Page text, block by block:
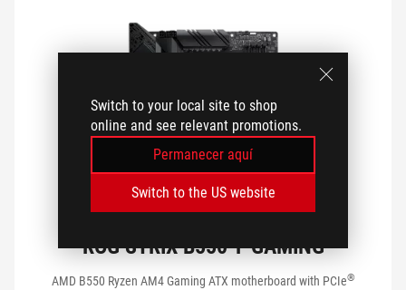
Switch to your local site to shop
online and see relevant promotions.
Permanecer aquí
Switch to the US website
ROG STRIX B550-F GAMING
AMD B550 Ryzen AM4 Gaming ATX motherboard with PCIe®